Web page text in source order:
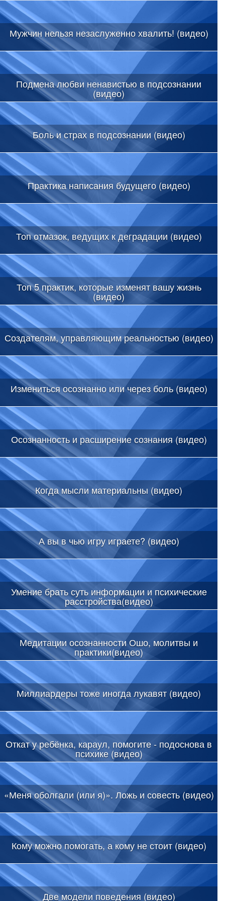
Мужчин нельзя незаслуженно хвалить! (видео)
Подмена любви ненавистью в подсознании
(видео)
Боль и страх в подсознании (видео)
Практика написания будущего (видео)
Топ отмазок, ведущих к деградации (видео)
Топ 5 практик, которые изменят вашу жизнь
(видео)
Создателям, управляющим реальностью (видео)
Измениться осознанно или через боль (видео)
Осознанность и расширение сознания (видео)
Когда мысли материальны (видео)
А вы в чью игру играете? (видео)
Умение брать суть информации и психические
расстройства(видео)
Медитации осознанности Ошо, молитвы и
практики(видео)
Миллиардеры тоже иногда лукавят (видео)
Откат у ребёнка, караул, помогите - подоснова в
психике (видео)
«Меня оболгали (или я)». Ложь и совесть (видео)
Кому можно помогать, а кому не стоит (видео)
Две модели поведения (видео)